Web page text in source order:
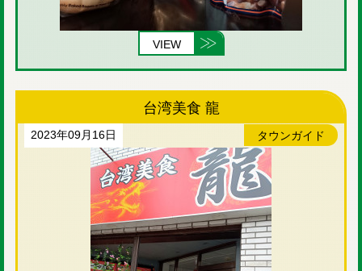
VIEW
台湾美食 龍
2023年09月16日 タウンガイド